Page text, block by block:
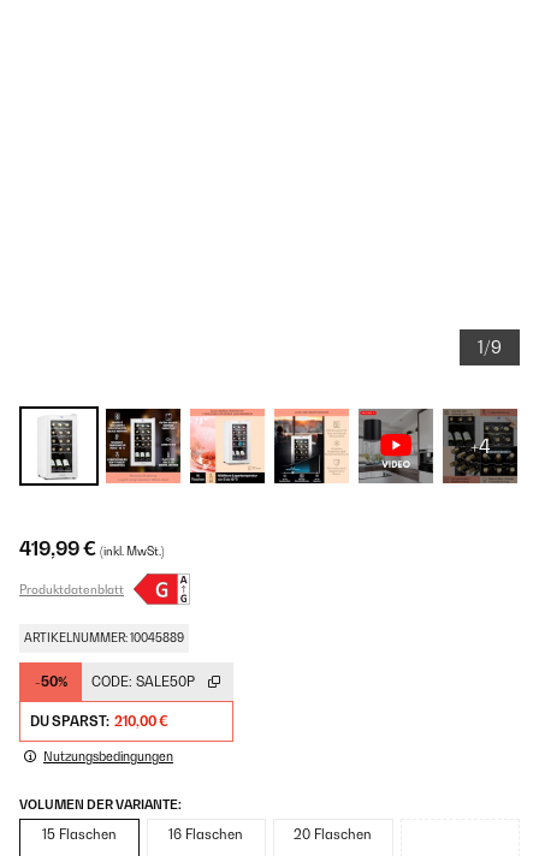
1/9
+4
419,99 € (inkl. MwSt.)
Produktdatenblatt
ARTIKELNUMMER: 10045889
-50% CODE: SALE50P
DU SPARST: 210,00 €
Nutzungsbedingungen
VOLUMEN DER VARIANTE:
15 Flaschen 16 Flaschen 20 Flaschen